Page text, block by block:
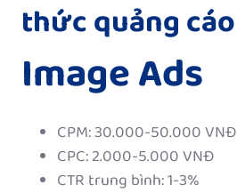
thức quảng cáo
Image Ads
CPM: 30.000-50.000 VNĐ
CPC: 2.000-5.000 VNĐ
CTR trung bình: 1-3%